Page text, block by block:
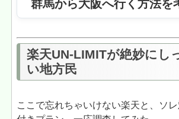
群馬から大阪へ行く方法を
楽天UN-LIMITが絶妙にし
い地方民
ここで忘れちゃいけない楽天と、ソ